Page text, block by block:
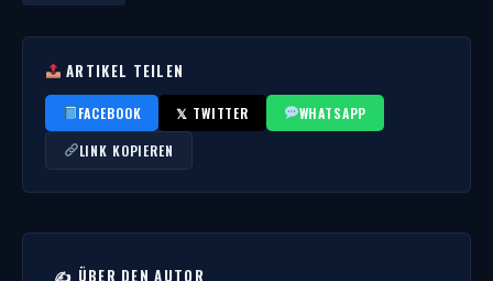
ARTIKEL TEILEN
FACEBOOK 𝕏 TWITTER
WHATSAPP
LINK KOPIEREN
✍️ ÜBER DEN AUTOR